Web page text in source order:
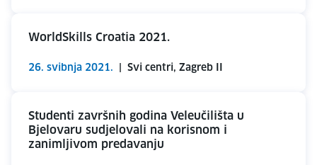
WorldSkills Croatia 2021.
26. svibnja 2021. Svi centri, Zagreb II
Studenti završnih godina Veleučilišta u
Bjelovaru sudjelovali na korisnom i
zanimljivom predavanju